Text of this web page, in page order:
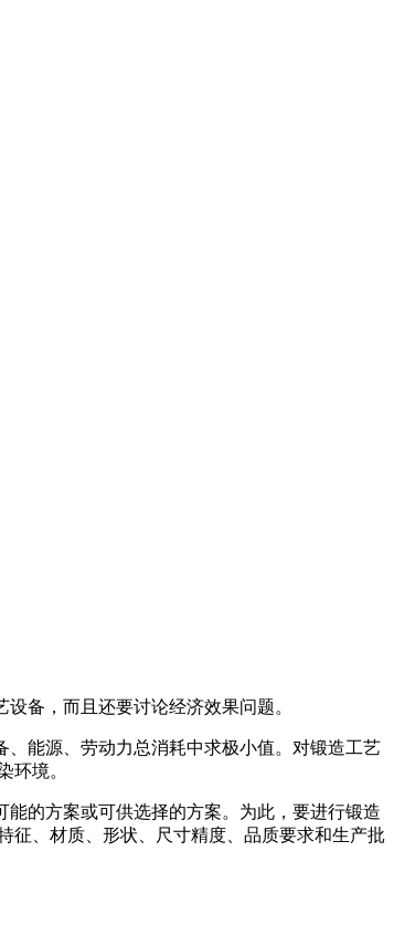
备，而且还要讨论经济效果问题。
能源、劳动力总消耗中求极小值。对锻造工艺
环境。
的方案或可供选择的方案。为此，要进行锻造
征、材质、形状、尺寸精度、品质要求和生产批